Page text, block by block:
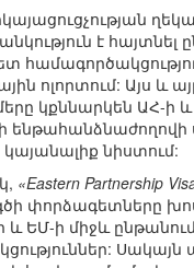
է հայտնել
ոլորտում: Այս և
կքննարկեն ԱՀ-ի
ենթահանձնաժողովի
նիստում:
«Eastern Partnership
փորձագետները
և ԵՄ-ի միջև
Սակայն